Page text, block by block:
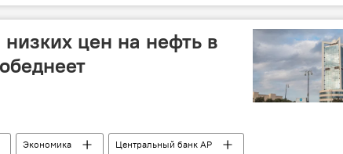
ресурсов АР
Предупреждение
Мокрый снег
низких цен на нефть в
Экономика
Центральный банк АР